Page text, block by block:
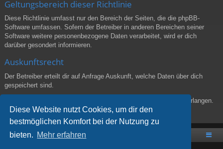
Diese Website nutzt Cookies, um dir den
bestmöglichen Komfort bei der Nutzung zu
bieten. Mehr erfahren
Geltungsbereich dieser Richtlinie
Diese Richtlinie umfasst nur den Bereich der Seiten, die die phpBB-
Software umfassen. Sofern der Betreiber in anderen Bereichen seiner
Software weitere personenbezogene Daten verarbeitet, wird er dich
darüber gesondert informieren.
Auskunftsrecht
Der Betreiber erteilt dir auf Anfrage Auskunft, welche Daten über dich
gespeichert sind.
Du kannst jederzeit die Löschung bzw. Sperrung deiner Daten verlangen.
Kontaktiere hierzu bitte den Betreiber.
Gateworld the Game Foren-Übersicht